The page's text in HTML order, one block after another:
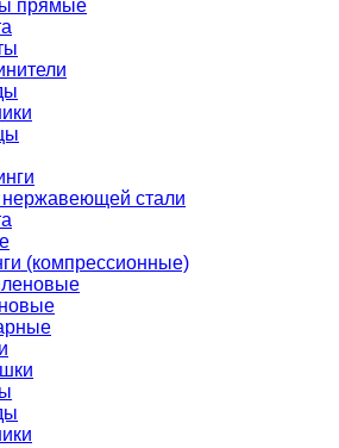
прямые
нержавеющей стали
(компрессионные)